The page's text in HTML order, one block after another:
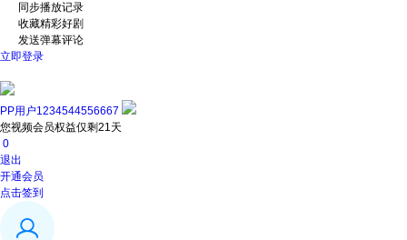
同步播放记录
收藏精彩好剧
发送弹幕评论
立即登录
PP用户1234544556667
您视频会员权益仅剩21天
0
退出
开通会员
点击签到